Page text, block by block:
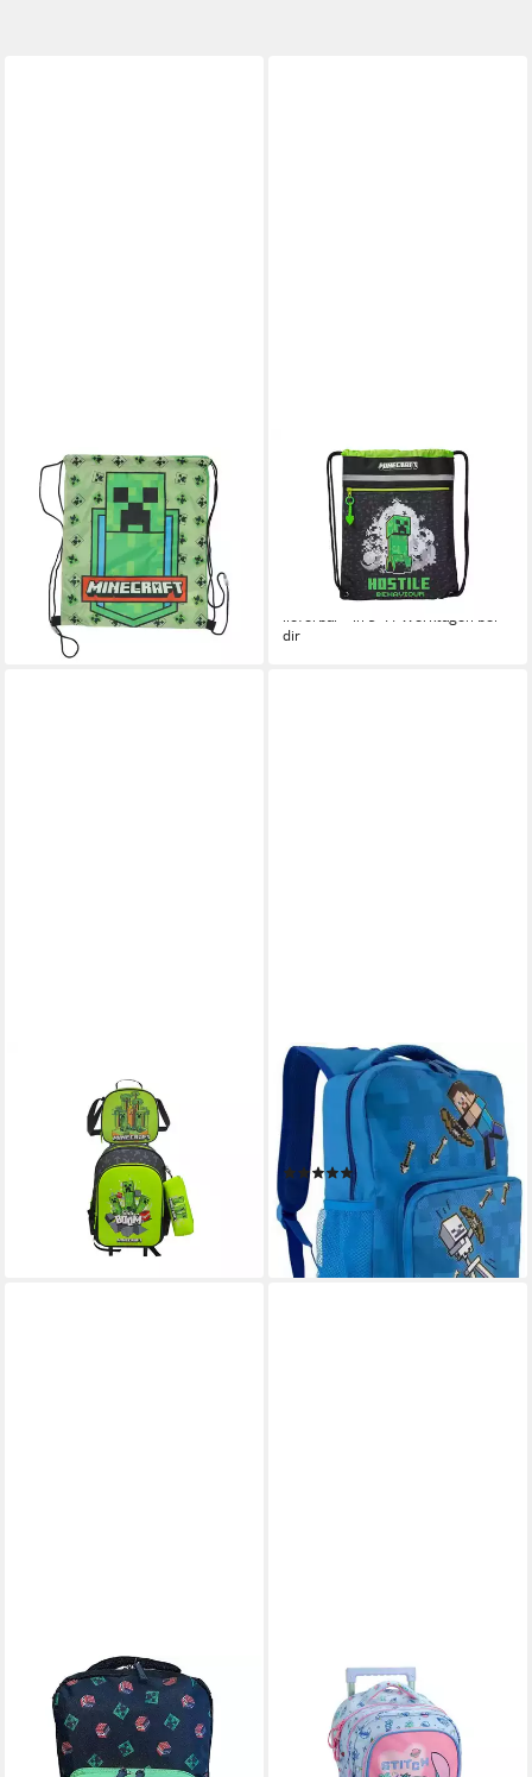
TEXTIEL TRADE B.V.
Turnbeutel Minecraft
Sportbeutel – für Kinder, ideal
für Schule & Freizeit
ab 8,95 € UVP22,99 €
-61%
lieferbar - in 9-11 Werktagen bei
MINECRAFT
Turnbeutel 42 × 32 cm
Sportbeutel Kinder mit
Kordelzug (1-tlg)
14,95 €
UVP33,99 €
lieferbar - in 9-11 Werktagen bei
dir
Kinderrucksack Minecraft
Schul Trolley Set 3-teilig
Kinder (1-tlg)
lieferbar - in 5-6 Werktagen bei dir
MINECRAFT
Kinderrucksack MINECRAFT
Kinder Rucksack Jungen +
Mädchen Blau Gamer
(1)
19,80 € 24,80 €
-20%
lieferbar - in 3-4 Werktagen bei dir
MINECRAFT
Kinderrucksack MINECRAFT
Rucksack Jungen + Mädchen
MINECRAFT
Kinderrucksack Minecraft
Metro Art Blast Rucksack 30
cm (1-tlg)